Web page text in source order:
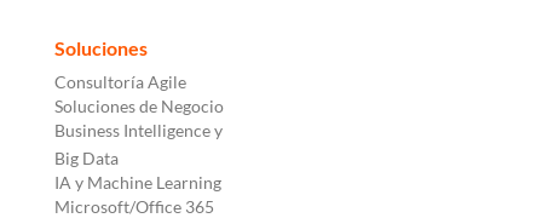
Soluciones
Consultoría Agile
Soluciones de Negocio
Business Intelligence y
Big Data
IA y Machine Learning
Microsoft/Office 365